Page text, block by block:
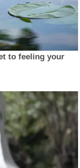
to feeling your